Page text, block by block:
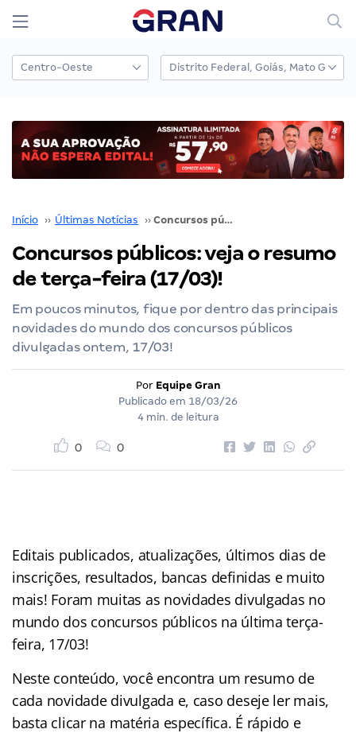
Início ›› Últimas Notícias ›› Concursos públicos: veja o resumo de terça-feira (17/03)!
Concursos públicos: veja o resumo
de terça-feira (17/03)!
Em poucos minutos, fique por dentro das principais
novidades do mundo dos concursos públicos
divulgadas ontem, 17/03!
Por Equipe Gran
Publicado em 18/03/26
4 min. de leitura
0 0
Editais publicados, atualizações, últimos dias de
inscrições, resultados, bancas definidas e muito
mais! Foram muitas as novidades divulgadas no
mundo dos concursos públicos na última terça-
feira, 17/03!
Neste conteúdo, você encontra um resumo de
cada novidade divulgada e, caso deseje ler mais,
basta clicar na matéria específica. É rápido e